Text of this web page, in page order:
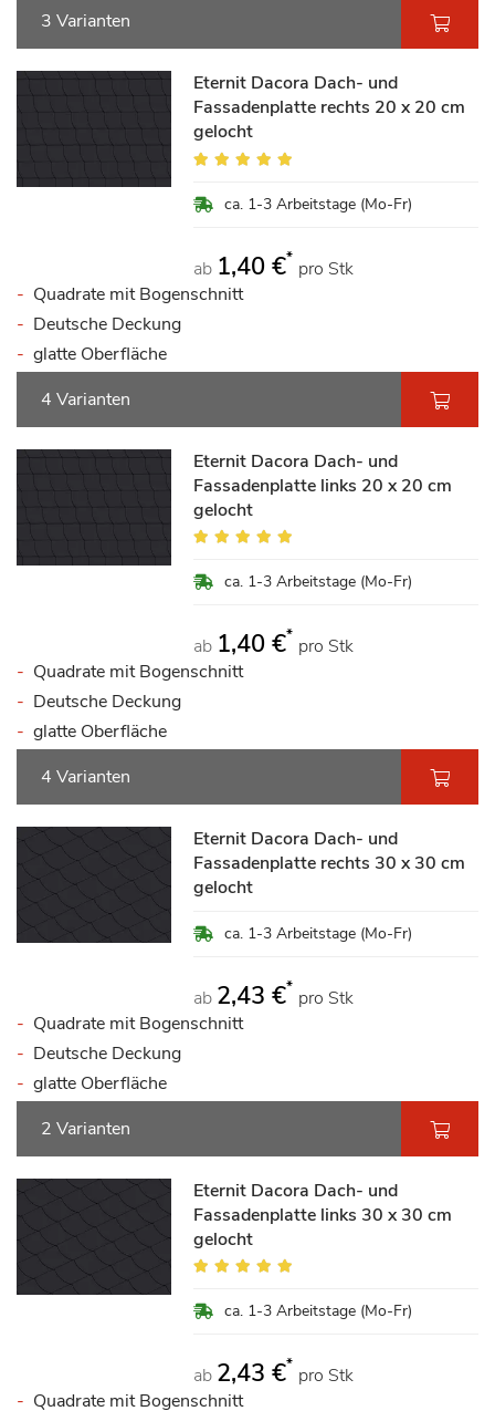
3 Varianten
Eternit Dacora Dach- und
Fassadenplatte rechts 20 x 20 cm
gelocht
Bewertung:
ca. 1-3 Arbeitstage (Mo-Fr)
ab 1,40 €* pro Stk
Quadrate mit Bogenschnitt
Deutsche Deckung
glatte Oberfläche
4 Varianten
Eternit Dacora Dach- und
Fassadenplatte links 20 x 20 cm
gelocht
Bewertung:
ca. 1-3 Arbeitstage (Mo-Fr)
ab 1,40 €* pro Stk
Quadrate mit Bogenschnitt
Deutsche Deckung
glatte Oberfläche
4 Varianten
Eternit Dacora Dach- und
Fassadenplatte rechts 30 x 30 cm
gelocht
ca. 1-3 Arbeitstage (Mo-Fr)
ab 2,43 €* pro Stk
Quadrate mit Bogenschnitt
Deutsche Deckung
glatte Oberfläche
2 Varianten
Eternit Dacora Dach- und
Fassadenplatte links 30 x 30 cm
gelocht
Bewertung:
ca. 1-3 Arbeitstage (Mo-Fr)
ab 2,43 €* pro Stk
Quadrate mit Bogenschnitt